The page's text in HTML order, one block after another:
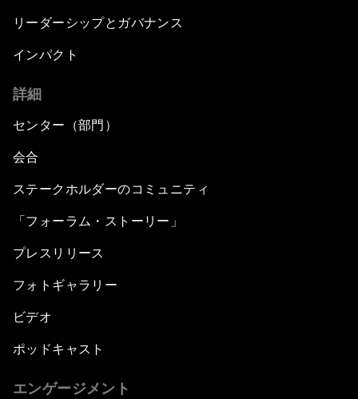
リーダーシップとガバナンス
インパクト
詳細
センター（部門）
会合
ステークホルダーのコミュニティ
「フォーラム・ストーリー」
プレスリリース
フォトギャラリー
ビデオ
ポッドキャスト
エンゲージメント